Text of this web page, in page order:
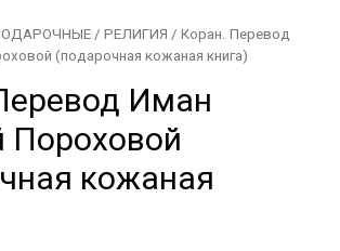
/ РЕЛИГИЯ / Коран. Перевод
(подарочная кожаная книга)
Иман
Пороховой
кожаная